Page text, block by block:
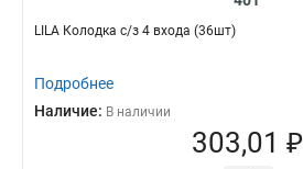
LILA Колодка с/з 4 входа (36шт)
Подробнее
Наличие: В наличии
303,01 ₽